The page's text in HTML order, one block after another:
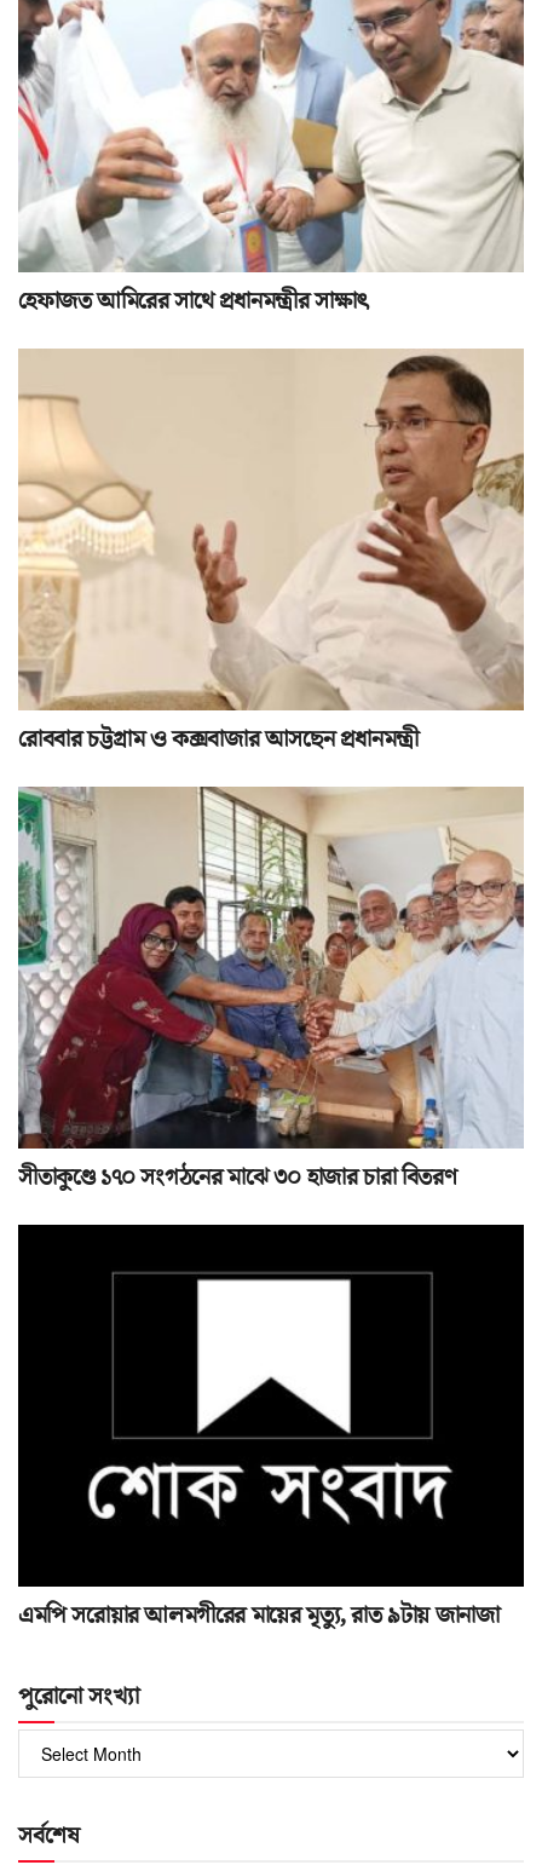
হেফাজত আমিরের সাথে প্রধানমন্ত্রীর সাক্ষাৎ
রোববার চট্টগ্রাম ও কক্সবাজার আসছেন প্রধানমন্ত্রী
সীতাকুণ্ডে ১৭০ সংগঠনের মাঝে ৩০ হাজার চারা বিতরণ
এমপি সরোয়ার আলমগীরের মায়ের মৃত্যু, রাত ৯টায় জানাজা
পুরোনো সংখ্যা
সংখ্যা
সর্বশেষ